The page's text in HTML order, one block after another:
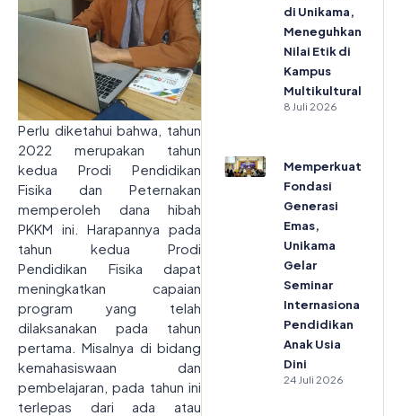
Perlu diketahui bahwa, tahun
2022 merupakan tahun
kedua Prodi Pendidikan
Fisika dan Peternakan
memperoleh dana hibah
PKKM ini. Harapannya pada
tahun kedua Prodi
Pendidikan Fisika dapat
meningkatkan capaian
program yang telah
dilaksanakan pada tahun
pertama. Misalnya di bidang
kemahasiswaan dan
pembelajaran, pada tahun ini
terlepas dari ada atau
di Unikama,
Meneguhkan
Nilai Etik di
Kampus
Multikultural
8 Juli 2026
Memperkuat
Fondasi
Generasi
Emas,
Unikama
Gelar
Seminar
Internasional
Pendidikan
Anak Usia
Dini
24 Juli 2026